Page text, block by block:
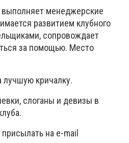
выполняет менеджерские
развитием клубного
сопровождает
за помощью. Место
лучшую кричалку.
слоганы и девизы в
на e-mail